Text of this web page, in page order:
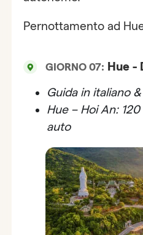
Pernottamento ad
GIORNO 07: Hue -
Guida in italiano
Hue – Hoi An:
auto